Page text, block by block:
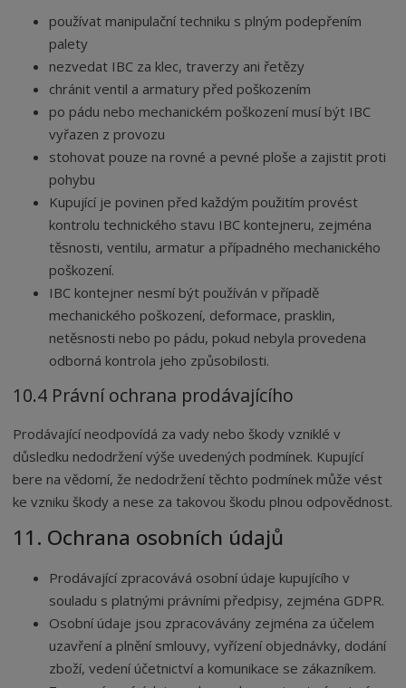
používat manipulační techniku s plným podepřením
palety
nezvedat IBC za klec, traverzy ani řetězy
chránit ventil a armatury před poškozením
po pádu nebo mechanickém poškození musí být IBC
vyřazen z provozu
stohovat pouze na rovné a pevné ploše a zajistit proti
pohybu
Kupující je povinen před každým použitím provést
kontrolu technického stavu IBC kontejneru, zejména
těsnosti, ventilu, armatur a případného mechanického
poškození.
IBC kontejner nesmí být používán v případě
mechanického poškození, deformace, prasklin,
netěsnosti nebo po pádu, pokud nebyla provedena
odborná kontrola jeho způsobilosti.
10.4 Právní ochrana prodávajícího
Prodávající neodpovídá za vady nebo škody vzniklé v
důsledku nedodržení výše uvedených podmínek. Kupující
bere na vědomí, že nedodržení těchto podmínek může vést
ke vzniku škody a nese za takovou škodu plnou odpovědnost.
11. Ochrana osobních údajů
Prodávající zpracovává osobní údaje kupujícího v
souladu s platnými právními předpisy, zejména GDPR.
Osobní údaje jsou zpracovávány zejména za účelem
uzavření a plnění smlouvy, vyřízení objednávky, dodání
zboží, vedení účetnictví a komunikace se zákazníkem.